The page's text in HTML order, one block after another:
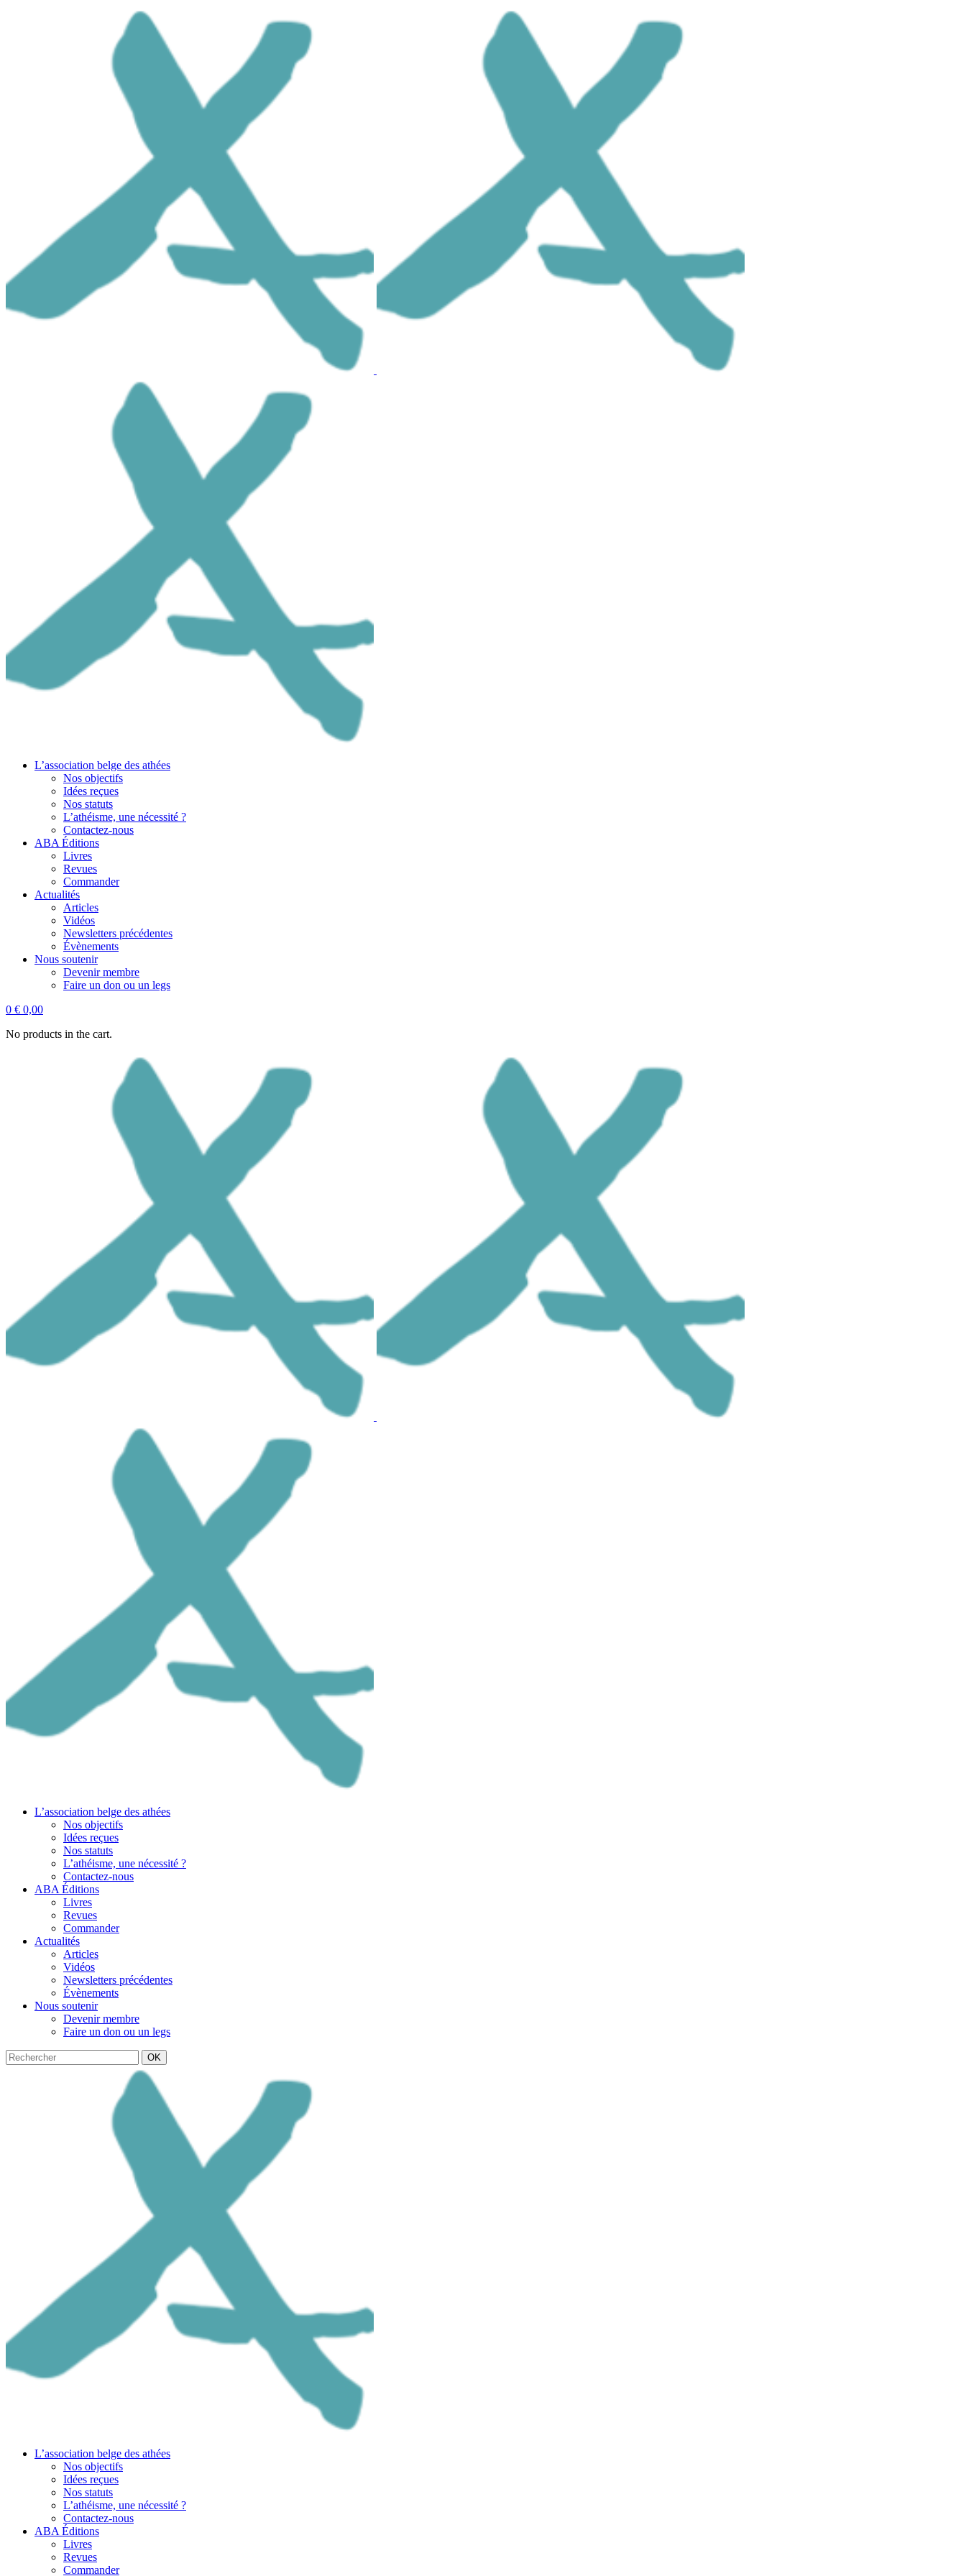
L’association belge des athées
Nos objectifs
Idées reçues
Nos statuts
L’athéisme, une nécessité ?
Contactez-nous
ABA Éditions
Livres
Revues
Commander
Actualités
Articles
Vidéos
Newsletters précédentes
Évènements
Nous soutenir
Devenir membre
Faire un don ou un legs
0 € 0,00
No products in the cart.
L’association belge des athées
Nos objectifs
Idées reçues
Nos statuts
L’athéisme, une nécessité ?
Contactez-nous
ABA Éditions
Livres
Revues
Commander
Actualités
Articles
Vidéos
Newsletters précédentes
Évènements
Nous soutenir
Devenir membre
Faire un don ou un legs
OK
L’association belge des athées
Nos objectifs
Idées reçues
Nos statuts
L’athéisme, une nécessité ?
Contactez-nous
ABA Éditions
Livres
Revues
Commander